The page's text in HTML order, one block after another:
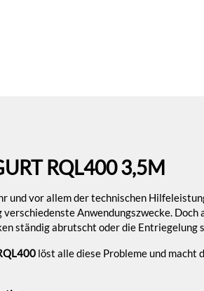
RQL400 3,5M
und vor allem der technischen
Anwendungszwecke.
ständig abrutscht oder die Entriegelung
löst alle diese Probleme und macht